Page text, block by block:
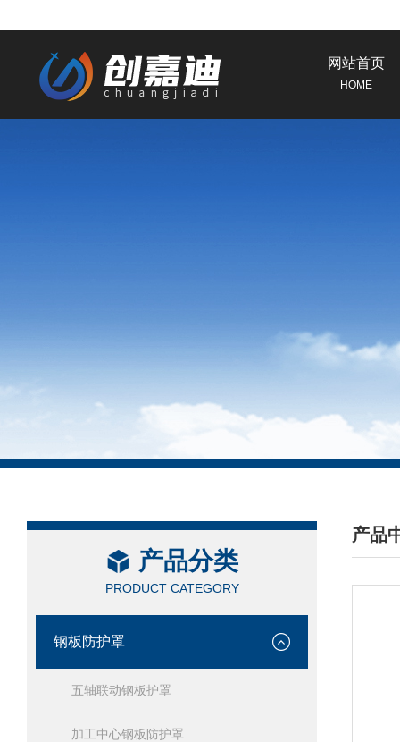
网站首页
HOME
产品分类
PRODUCT CATEGORY
钢板防护罩
五轴联动钢板护罩
加工中心钢板防护罩
产品
/